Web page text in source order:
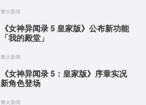
篝火新闻
《女神异闻录 5 皇家版》公布新功能
「我的殿堂」
篝火新闻
《女神异闻录 5：皇家版》序章实况
新角色登场
篝火新闻